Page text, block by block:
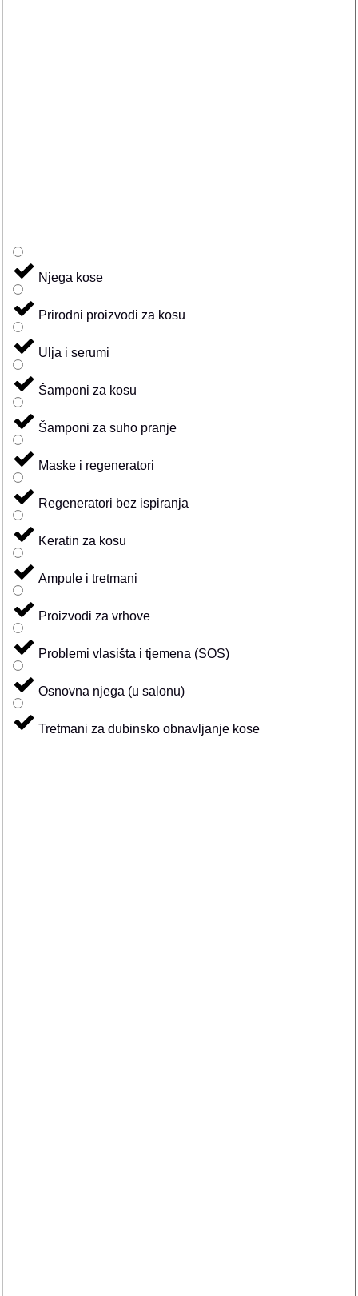
Njega kose
Prirodni proizvodi za kosu
Ulja i serumi
Šamponi za kosu
Šamponi za suho pranje
Maske i regeneratori
Regeneratori bez ispiranja
Keratin za kosu
Ampule i tretmani
Proizvodi za vrhove
Problemi vlasišta i tjemena (SOS)
Osnovna njega (u salonu)
Tretmani za dubinsko obnavljanje kose